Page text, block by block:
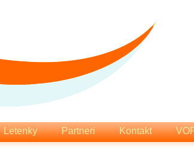
Letenky Partneri Kontakt